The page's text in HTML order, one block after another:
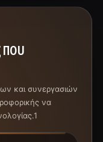
που
και συνεργασιών
να